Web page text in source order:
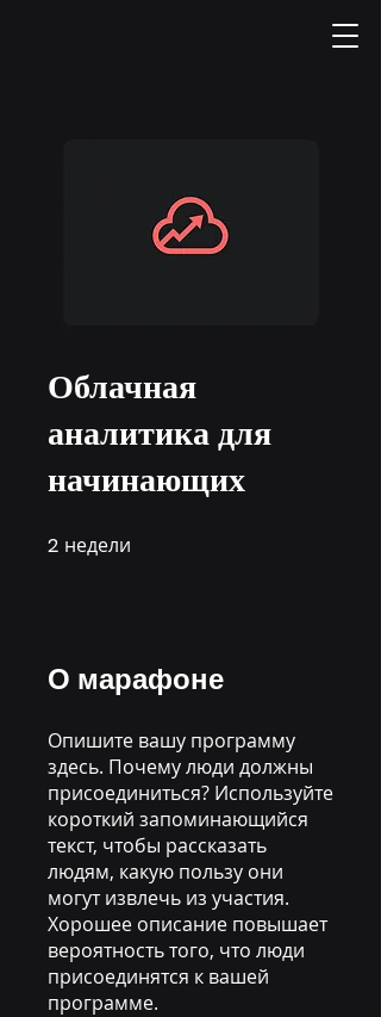
Облачная
аналитика для
начинающих
2 недели
О марафоне
Опишите вашу программу
здесь. Почему люди должны
присоединиться? Используйте
короткий запоминающийся
текст, чтобы рассказать
людям, какую пользу они
могут извлечь из участия.
Хорошее описание повышает
вероятность того, что люди
присоединятся к вашей
программе.